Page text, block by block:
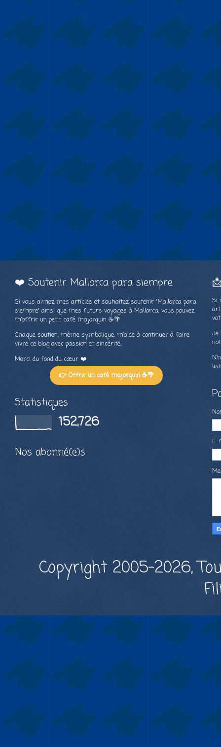
❤️ Soutenir Mallorca para siempre
Si vous aimez mes articles et souhaitez soutenir "Mallorca para
siempre" ainsi que mes futurs voyages à Mallorca, vous pouvez
m’offrir un petit café majorquin ☕🌴
Chaque soutien, même symbolique, m’aide à continuer à faire
vivre ce blog avec passion et sincérité.
Merci du fond du cœur ❤️
👉 Offrir un café majorquin ☕🌴
Statistiques
152,726
Nos abonné(e)s
Si
Je
Copyright 2005-2026,